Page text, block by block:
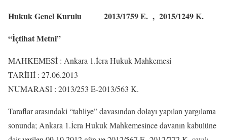
Hukuk Genel Kurulu 2013/1759 E. , 2015/1249 K.
“İçtihat Metni”
MAHKEMESİ : Ankara 1.İcra Hukuk Mahkemesi
TARİHİ : 27.06.2013
NUMARASI : 2013/253 E-2013/563 K.
Taraflar arasındaki “tahliye” davasından dolayı yapılan yargılama
sonunda; Ankara 1.İcra Hukuk Mahkemesince davanın kabulüne